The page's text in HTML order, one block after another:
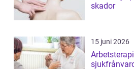
skador
15 juni 2026
Arbetsterapi i